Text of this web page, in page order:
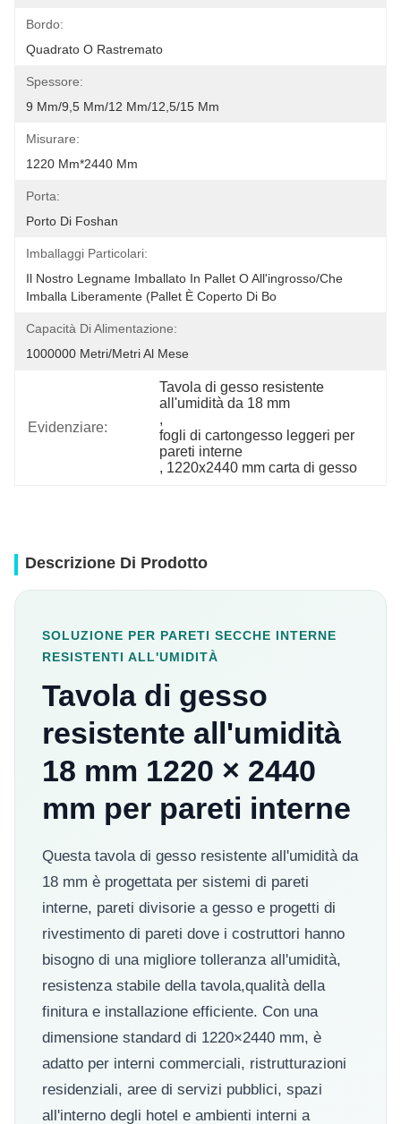
Bordo:
Quadrato O Rastremato
Spessore:
9 Mm/9,5 Mm/12 Mm/12,5/15 Mm
Misurare:
1220 Mm*2440 Mm
Porta:
Porto Di Foshan
Imballaggi Particolari:
Il Nostro Legname Imballato In Pallet O All'ingrosso/che
Imballa Liberamente (pallet È Coperto Di Bo
Capacità Di Alimentazione:
1000000 Metri/metri Al Mese
Evidenziare:
Tavola di gesso resistente
all'umidità da 18 mm
,
fogli di cartongesso leggeri per
pareti interne
, 1220x2440 mm carta di gesso
Descrizione Di Prodotto
SOLUZIONE PER PARETI SECCHE INTERNE
RESISTENTI ALL'UMIDITÀ
Tavola di gesso
resistente all'umidità
18 mm 1220 × 2440
mm per pareti interne
Questa tavola di gesso resistente all'umidità da
18 mm è progettata per sistemi di pareti
interne, pareti divisorie a gesso e progetti di
rivestimento di pareti dove i costruttori hanno
bisogno di una migliore tolleranza all'umidità,
resistenza stabile della tavola,qualità della
finitura e installazione efficiente. Con una
dimensione standard di 1220×2440 mm, è
adatto per interni commerciali, ristrutturazioni
residenziali, aree di servizi pubblici, spazi
all'interno degli hotel e ambienti interni a